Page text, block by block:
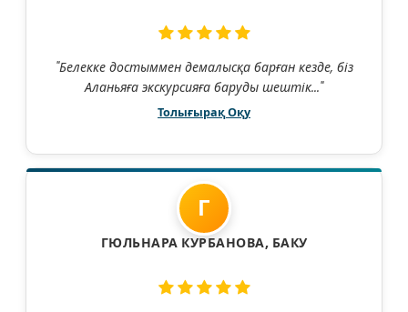
"Белекке достыммен демалысқа барған кезде, біз
Аланьяға экскурсияға баруды шештік..."
Толығырақ Оқу
Г
ГЮЛЬНАРА КУРБАНОВА, БАКУ